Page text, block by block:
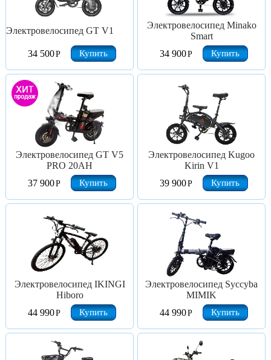
Электровелосипед GT V1
34 500Р Купить
Электровелосипед Minako
Smart
34 900Р Купить
Электровелосипед GT V5
PRO 20AH
37 900Р Купить
Электровелосипед Kugoo
Kirin V1
39 900Р Купить
Электровелосипед IKINGI
Hiboro
44 990Р Купить
Электровелосипед Syccyba
MIMIK
44 990Р Купить